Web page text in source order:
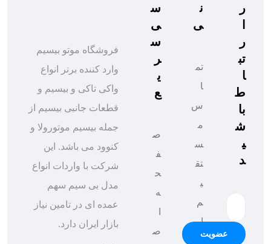
فروشگاه موتو بیسیم
وارد کننده برتر انواع
واکی تاکی و بیسیم و
قطعات جانبی بیسیم از
جمله بیسیم موتورولا و
کنوود می باشد. این
شرکت با واردات انواع
مدل بی سیم سهم
عمده ای در تامین نیاز
بازار ایران دارد.
س
ی
س
ر
ی
ع
ص
ف
ح
ه
ص
ن
ی
تم
ا
س
م
س
تق
ی
م
ار
ر
ر
تب
ا
ط
با
ش
ی
د
عضویت